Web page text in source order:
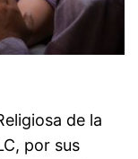
de la
por sus